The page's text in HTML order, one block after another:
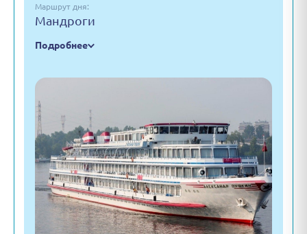
Маршрут дня:
Мандроги
Подробнее